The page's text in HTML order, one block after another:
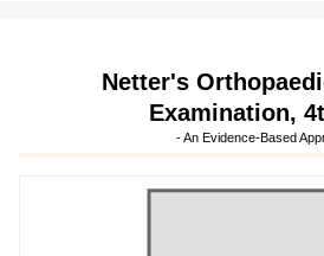
Netter's
Examination,
- An Evidence-Based